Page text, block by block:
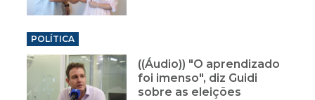
POLÍTICA
((Áudio)) "O aprendizado
foi imenso", diz Guidi
sobre as eleições